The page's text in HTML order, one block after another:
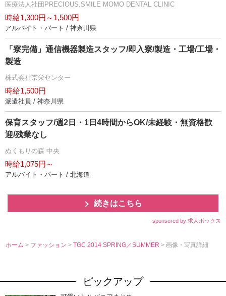
医療法人社団PRECIOUS.SMILE MOMO DENTAL CLINIC
時給1,300円～1,500円
アルバイト・パート / 神奈川県
「寮完備」通信機器製造スタッフ/即入寮/製造・工場/工場・
製造
株式会社京栄センター
時給1,500円
派遣社員 / 神奈川県
保育スタッフ/週2日・1日4時間からOK/未経験・無資格歓
迎/残業なし
ぬくもりの森 中央
時給1,075円～
アルバイト・パート / 北海道
続きはこちら
sponsored by 求人ボックス
ホーム > ファッション>TGC 2014 SPRING／SUMMER> 画像・写真詳細
ピックアップ